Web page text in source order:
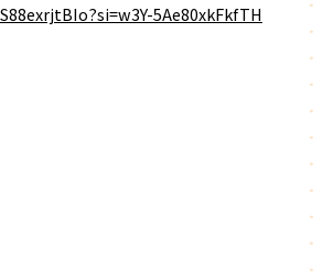
5Ae80xkFkfTH